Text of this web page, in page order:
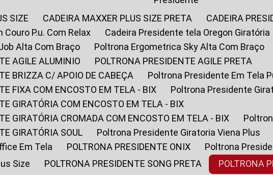
SIZE
CADEIRA MAXXER PLUS SIZE PRETA
CADEIRA
Couro P.u. Com Relax
Cadeira Presidente tela Oregon Giratória
Alta Com Braço
Poltrona Ergometrica Sky Alta Com Braço
AGILE ALUMINIO
POLTRONA PRESIDENTE AGILE PRETA
BRIZZA C/ APOIO DE CABEÇA
Poltrona Presidente Em Tela
FIXA COM ENCOSTO EM TELA - BIX
Poltrona Presidente
GIRATÓRIA COM ENCOSTO EM TELA - BIX
GIRATÓRIA CROMADA COM ENCOSTO EM TELA - BIX
GIRATÓRIA SOUL
Poltrona Presidente Giratoria Viena Plus
Em Tela
POLTRONA PRESIDENTE ONIX
Poltrona
Size
POLTRONA PRESIDENTE SONG PRETA POLTRONA